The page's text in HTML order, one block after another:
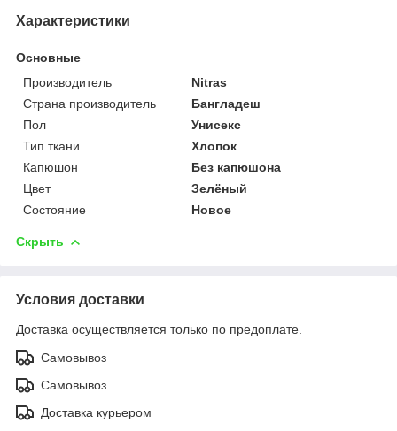
Характеристики
Основные
Производитель
Nitras
Страна производитель
Бангладеш
Пол
Унисекс
Тип ткани
Хлопок
Капюшон
Без капюшона
Цвет
Зелёный
Состояние
Новое
Скрыть
Условия доставки
Доставка осуществляется только по предоплате.
Самовывоз
Самовывоз
Доставка курьером